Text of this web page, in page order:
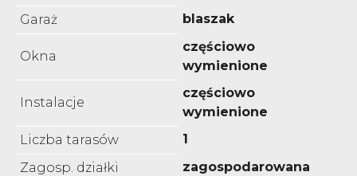
Garaż
blaszak
Okna
częściowo
wymienione
Instalacje
częściowo
wymienione
Liczba tarasów
1
Zagosp. działki
zagospodarowana